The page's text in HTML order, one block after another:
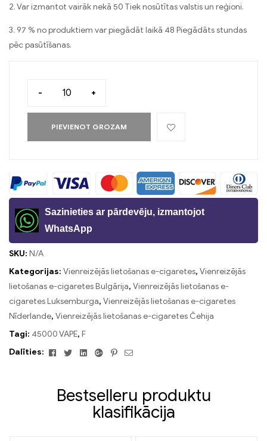
2. Var izmantot vairāk nekā 50 Tiek nosūtītas valstis un reģioni.
3. 97 % no produktiem var piegādāt laikā 48 Piegādāts stundas
pēc pasūtīšanas.
- +
PIEVIENOT GROZAM
Sazinieties ar pārdevēju, izmantojot
WhatsApp
SKU: N/A
Kategorijas: Vienreizējās lietošanas e-cigaretes, Vienreizējās
lietošanas e-cigaretes Bulgārija, Vienreizējās lietošanas e-
cigaretes Luksemburga, Vienreizējās lietošanas e-cigaretes
Nīderlande, Vienreizējās lietošanas e-cigaretes Čehija
Tagi: 45000 VAPE, F
Dalīties:
FacebookTwitterLinkedinGoogle+Pinterest
E-
Bestselleru produktu
klasifikācija